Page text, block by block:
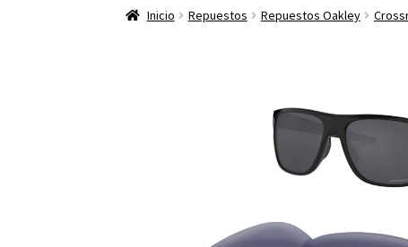
Inicio Repuestos Repuestos Oakley